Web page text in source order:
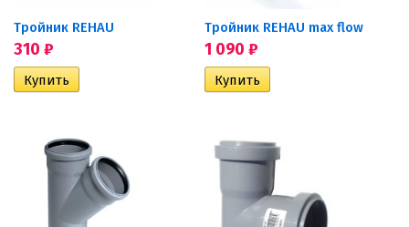
Тройник REHAU
310 ₽
Тройник REHAU max flow
1 090 ₽